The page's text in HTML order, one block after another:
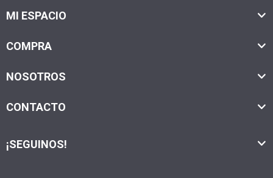
MI ESPACIO
COMPRA
NOSOTROS
CONTACTO
¡SEGUINOS!